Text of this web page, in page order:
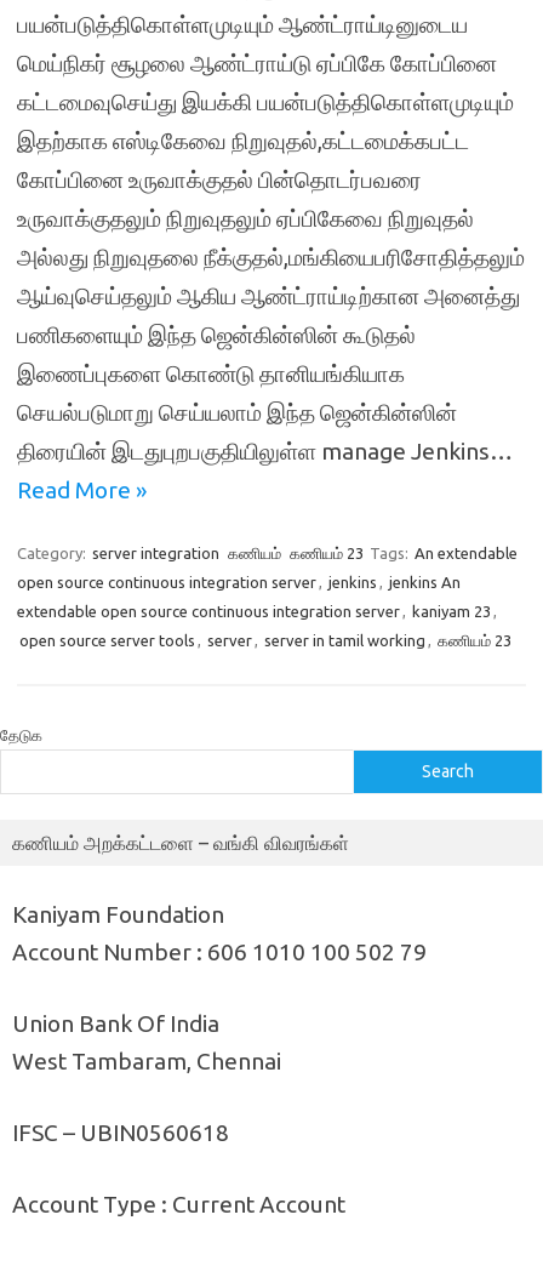
பயன்படுத்திகொள்ளமுடியும் ஆண்ட்ராய்டினுடைய
மெய்நிகர் சூழலை ஆண்ட்ராய்டு ஏப்பிகே கோப்பினை
கட்டமைவுசெய்து இயக்கி பயன்படுத்திகொள்ளமுடியும்
இதற்காக எஸ்டிகேவை நிறுவுதல்,கட்டமைக்கபட்ட
கோப்பினை உருவாக்குதல் பின்தொடர்பவரை
உருவாக்குதலும் நிறுவுதலும் ஏப்பிகேவை நிறுவுதல்
அல்லது நிறுவுதலை நீக்குதல்,மங்கியைபரிசோதித்தலும்
ஆய்வுசெய்தலும் ஆகிய ஆண்ட்ராய்டிற்கான அனைத்து
பணிகளையும் இந்த ஜென்கின்ஸின் கூடுதல்
இணைப்புகளை கொண்டு தானியங்கியாக
செயல்படுமாறு செய்யலாம் இந்த ஜென்கின்ஸின்
திரையின் இடதுபுறபகுதியிலுள்ள manage Jenkins…
Read More »
Category: server integration கணியம் கணியம் 23 Tags: An extendable
open source continuous integration server, jenkins , jenkins An
extendable open source continuous integration server, kaniyam 23 ,
open source server tools , server, server in tamil working , கணியம் 23
தேடுக
Search
கணியம் அறக்கட்டளை – வங்கி விவரங்கள்
Kaniyam Foundation
Account Number : 606 1010 100 502 79
Union Bank Of India
West Tambaram, Chennai
IFSC – UBIN0560618
Account Type : Current Account